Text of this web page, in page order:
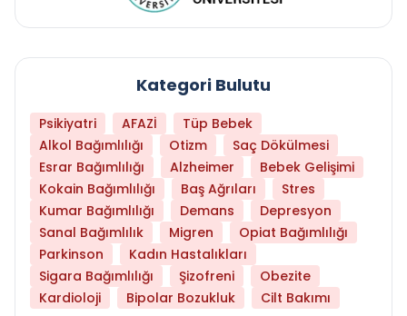
Kategori Bulutu
Psikiyatri AFAZİ
Tüp Bebek
Alkol Bağımlılığı
Otizm
Saç Dökülmesi
Esrar Bağımlılığı
Alzheimer
Bebek Gelişimi
Kokain Bağımlılığı
Baş Ağrıları
Stres
Kumar Bağımlılığı
Demans
Depresyon
Sanal Bağımlılık
Migren
Opiat Bağımlılığı
Parkinson
Kadın Hastalıkları
Sigara Bağımlılığı
Şizofreni
Obezite
Kardioloji
Bipolar Bozukluk Cilt Bakımı